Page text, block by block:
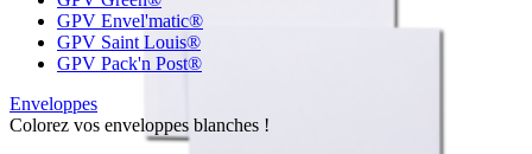
GPV Envel'matic®
GPV Saint Louis®
GPV Pack'n Post®
Enveloppes
Colorez vos enveloppes blanches !